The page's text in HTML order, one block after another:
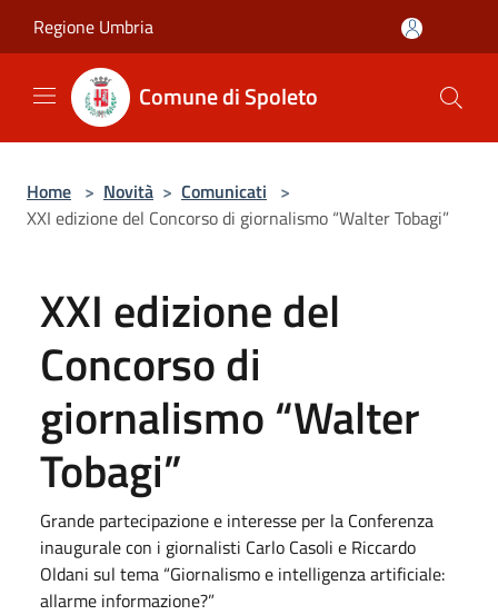
Regione Umbria
Comune di Spoleto
Home > Novità > Comunicati >
XXI edizione del Concorso di giornalismo “Walter Tobagi”
XXI edizione del
Concorso di
giornalismo “Walter
Tobagi”
Grande partecipazione e interesse per la Conferenza
inaugurale con i giornalisti Carlo Casoli e Riccardo
Oldani sul tema “Giornalismo e intelligenza artificiale:
allarme informazione?”